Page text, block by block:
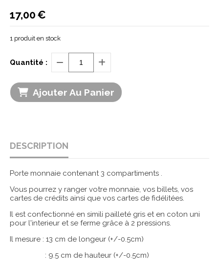
17,00€
1 produit en stock
Quantité :
Ajouter Au Panier
DESCRIPTION
Porte monnaie contenant 3 compartiments .
Vous pourrez y ranger votre monnaie, vos billets, vos
cartes de crédits ainsi que vos cartes de fidélitées.
Il est confectionné en simili pailleté gris et en coton uni
pour l'interieur et se ferme grâce à 2 pressions.
Il mesure : 13 cm de longeur (+/-0.5cm)
: 9.5 cm de hauteur (+/-0.5cm)